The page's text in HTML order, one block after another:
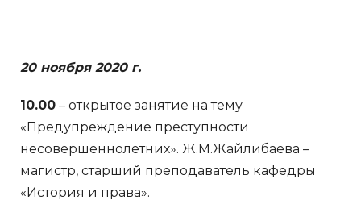
20 ноября 2020 г.
10.00 – открытое занятие на тему
«Предупреждение преступности
несовершеннолетних». Ж.М.Жайлибаева –
магистр, старший преподаватель кафедры
«История и права».